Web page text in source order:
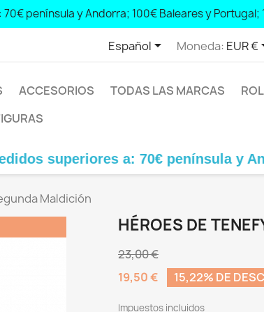
Andorra; € 100 Balearic Islands and Portugal; €
Español Moneda: EUR €
ACCESORIOS TODAS LAS MARCAS ROL
a: 70€ península y Andorra;
Maldición
HÉROES DE
23,00 €
19,50 €
15,22% DE
Impuestos incluidos